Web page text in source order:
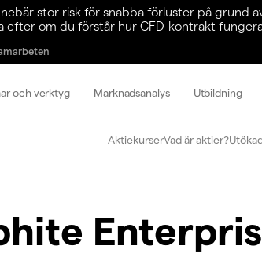
stor risk för snabba förluster på grund
efter om du förstår hur CFD-kontrakt
och verktyg Marknadsanalys Utbildning
AktiekurserVad är aktier?